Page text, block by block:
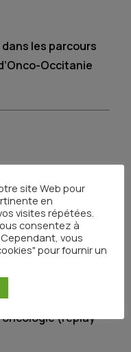
les parcours
Occitanie
(replay Jeudis
(replay
site Web pour
en
visites répétées.
consentez à
vous
pour fournir un